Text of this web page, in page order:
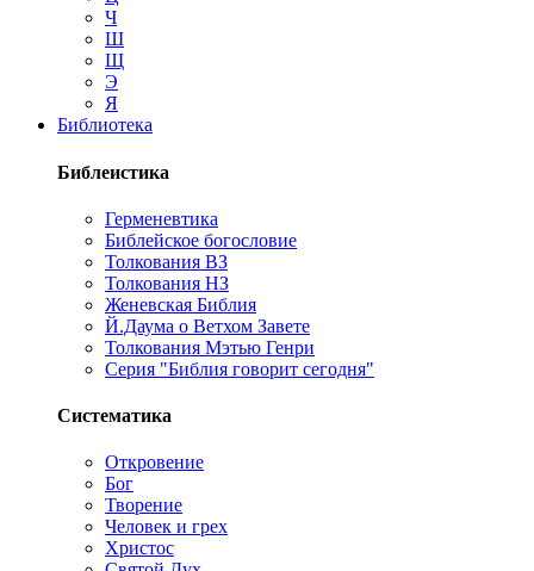
Ч
Ш
Щ
Э
Я
Библиотека
Библеистика
Герменевтика
Библейское богословие
Толкования ВЗ
Толкования НЗ
Женевская Библия
Й.Даума о Ветхом Завете
Толкования Мэтью Генри
Серия "Библия говорит сегодня"
Систематика
Откровение
Бог
Творение
Человек и грех
Христос